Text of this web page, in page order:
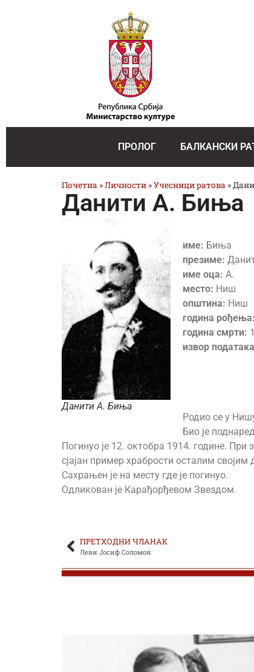
ПРОЛОГ БАЛКАНСКИ
Почетна »Личности »Учесници ратова »
Данити А. Биња
Данити А. Биња
име: Биња
презиме:
име оца: А.
место: Ниш
општина: Ниш
година рођења:
година смрти:
извор
Родио се у
Био је
Погинуо је 12. октобра 1914. године.
сјајан пример храбрости осталим
Сахрањен је на месту где је погинуо.
Одликован је Карађорђевом Звездом.
ПРЕТХОДНИ ЧЛАНАК
Леви Јосиф Соломон